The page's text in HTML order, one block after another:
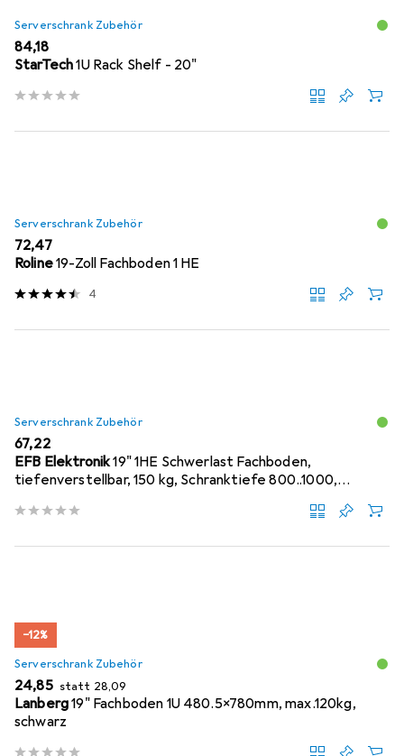
Serverschrank Zubehör
EUR
84,18
StarTech1U Rack Shelf - 20"
Serverschrank Zubehör
EUR
72,47
Roline19-Zoll Fachboden 1 HE
4
Serverschrank Zubehör
EUR
67,22
EFB Elektronik19" 1HE Schwerlast Fachboden,
tiefenverstellbar, 150 kg, Schranktiefe 800..1000,
−12%
Serverschrank Zubehör
EUR
24,85 statt EUR
28,09
Lanberg19" Fachboden 1U 480.5x780mm, max.120kg,
schwarz